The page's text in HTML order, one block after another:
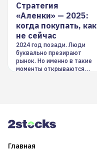
Стратегия
«Аленки» — 2025:
когда покупать, как
не сейчас
2024 год позади. Люди
буквально презирают
рынок. Но именно в такие
моменты открываются
Главная